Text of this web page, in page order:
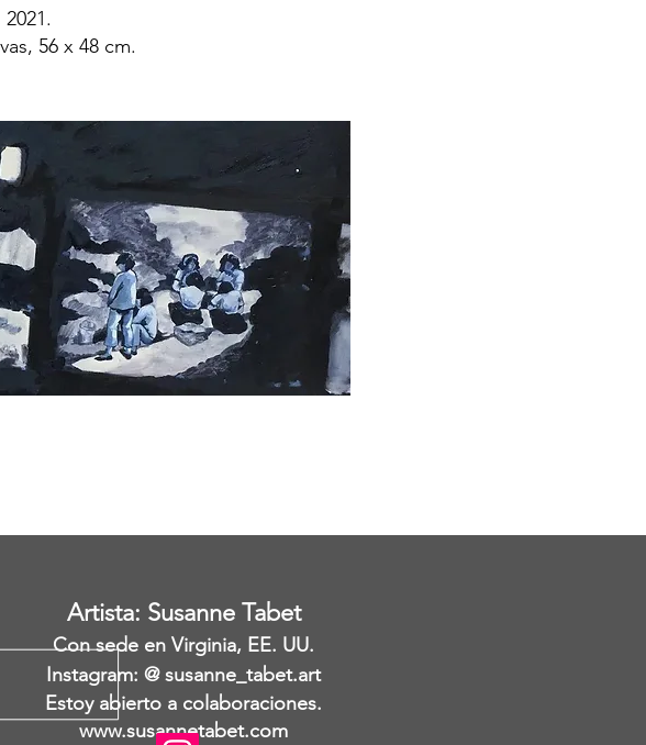
56 x 48 cm.
Artista: Susanne Tabet
Con sede en Virginia, EE. UU.
Instagram: @ susanne_tabet.art
Estoy abierto a colaboraciones.
www.susannetabet.com